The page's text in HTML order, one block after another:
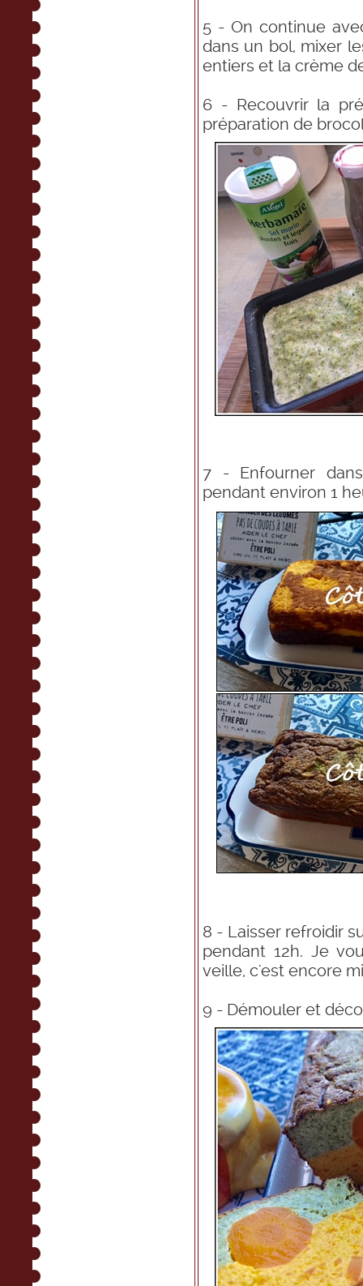
5 - On continue
dans un bol, mixer
entiers et la crème
6 - Recouvrir la
préparation de
7 - Enfourner
pendant environ 1
8 - Laisser refroidir
pendant 12h. Je
veille, c'est encore
9 - Démouler et